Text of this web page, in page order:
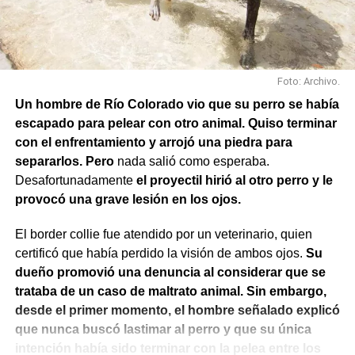
También se efectuaron trabajos en Los Fresnos y Vintter;
Avenida Viterbori y Lago Mascardi; Avenida Roca y
Gadano; y Gadano al 846, donde se retiró una rejilla
accidentes.
Foto: Archivo.
Un hombre de Río Colorado vio que su perro se había
escapado para pelear con otro animal. Quiso terminar
con el enfrentamiento y arrojó una piedra para
separarlos. Peronada salió como esperaba.
Desafortunadamente el proyectil hirió al otro perro y le
provocó una grave lesión en los ojos.
El border collie fue atendido por un veterinario, quien
certificó que había perdido la visión de ambos ojos. Su
dueño promovió una denuncia al considerar que se
trataba de un caso de maltrato animal. Sin embargo,
desde el primer momento, el hombre señalado explicó
que nunca buscó lastimar al perro y que su única
intención había sido terminar con la pelea entre los